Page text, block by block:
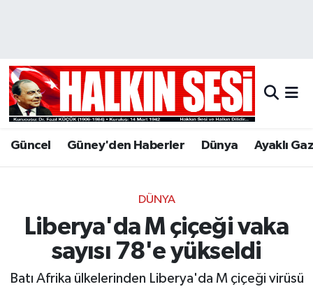
Güncel Güney'den Haberler Dünya Ayaklı
DÜNYA
Liberya'da M çiçeği vaka
sayısı 78'e yükseldi
Batı Afrika ülkelerinden Liberya'da M çiçeği virüsü
Hava Durumu
Trafik Durumu
Son Dakika Haberleri
Haber Arşivi